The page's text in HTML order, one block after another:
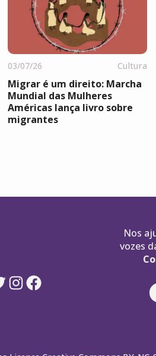
03/07/26 Cultura
Migrar é um direito: Marcha
Mundial das Mulheres
Américas lança livro sobre
migrantes
Instagram
Facebook
Nos
vozes